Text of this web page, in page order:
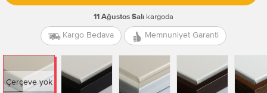
11 Ağustos Salı kargoda
Kargo Bedava Memnuniyet Garanti
Çerçeve yok